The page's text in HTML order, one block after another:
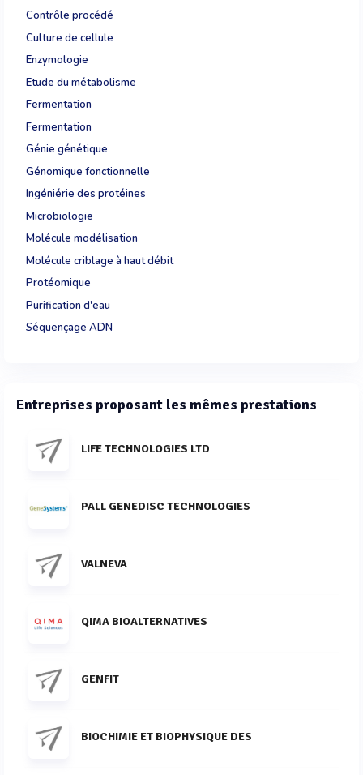
Contrôle procédé
Culture de cellule
Enzymologie
Etude du métabolisme
Fermentation
Fermentation
Génie génétique
Génomique fonctionnelle
Ingéniérie des protéines
Microbiologie
Molécule modélisation
Molécule criblage à haut débit
Protéomique
Purification d'eau
Séquençage ADN
Entreprises proposant les mêmes prestations
LIFE TECHNOLOGIES LTD
PALL GENEDISC TECHNOLOGIES
VALNEVA
QIMA BIOALTERNATIVES
GENFIT
BIOCHIMIE ET BIOPHYSIQUE DES